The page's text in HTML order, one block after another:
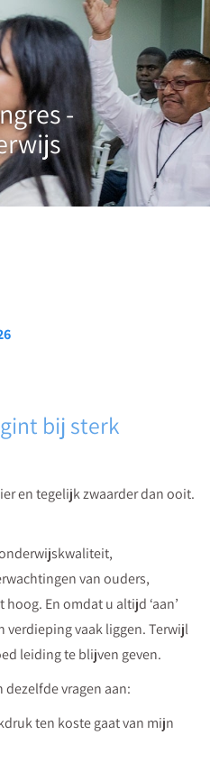
-
bij sterk
en tegelijk zwaarder dan ooit.
van ouders,
En omdat u altijd ‘aan’
vaak liggen. Terwijl
leiding te blijven geven.
vragen aan:
ten koste gaat van mijn